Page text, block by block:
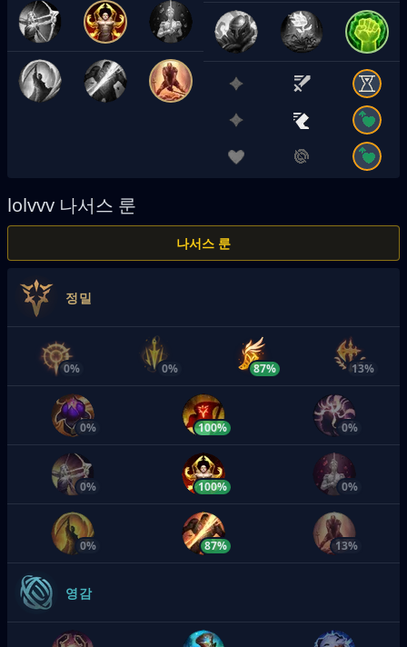
lolvvv 나서스 룬
나서스 룬
정밀
0% 0% 87% 13%
0% 100% 0%
0% 100% 0%
0% 87% 13%
영감